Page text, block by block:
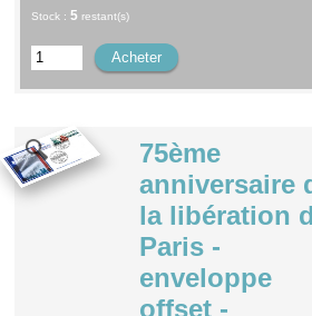
Stock : 5 restant(s)
75ème
anniversaire
la libération
Paris -
enveloppe
offset -